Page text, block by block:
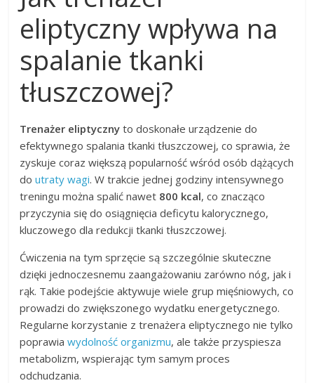
eliptyczny wpływa na
spalanie tkanki
tłuszczowej?
Trenażer eliptyczny to doskonałe urządzenie do
efektywnego spalania tkanki tłuszczowej, co sprawia, że
zyskuje coraz większą popularność wśród osób dążących
doutraty wagi. W trakcie jednej godziny intensywnego
treningu można spalić nawet 800 kcal, co znacząco
przyczynia się do osiągnięcia deficytu kalorycznego,
kluczowego dla redukcji tkanki tłuszczowej.
Ćwiczenia na tym sprzęcie są szczególnie skuteczne
dzięki jednoczesnemu zaangażowaniu zarówno nóg, jak i
rąk. Takie podejście aktywuje wiele grup mięśniowych, co
prowadzi do zwiększonego wydatku energetycznego.
Regularne korzystanie z trenażera eliptycznego nie tylko
poprawiawydolność organizmu, ale także przyspiesza
metabolizm, wspierając tym samym proces
odchudzania.